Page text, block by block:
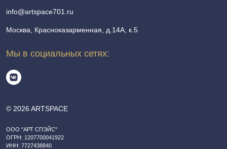
© 2026 ARTSPACE
ООО "АРТ СПЭЙС"
ОГРН: 1207700041922
ИНН: 7727438840
info@artspace701.ru
Москва, Красноказарменная, д.14А, к.5
Мы в социальных сетях: